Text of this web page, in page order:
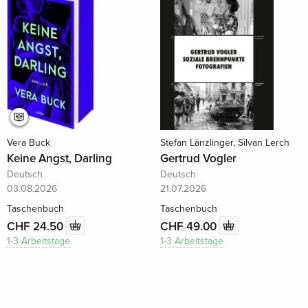
Vera Buck
Keine Angst, Darling
Deutsch
03.08.2026
Taschenbuch
CHF 24.50
1-3 Arbeitstage
Stefan Länzlinger, Silvan Lerch
Gertrud Vogler
Deutsch
21.07.2026
Taschenbuch
CHF 49.00
1-3 Arbeitstage